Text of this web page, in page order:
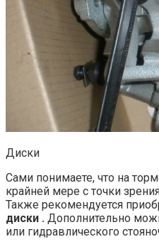
Диски
Сами понимаете, что на
крайней мере с точки
Также рекомендуется
диски . Дополнительно
или гидравлического